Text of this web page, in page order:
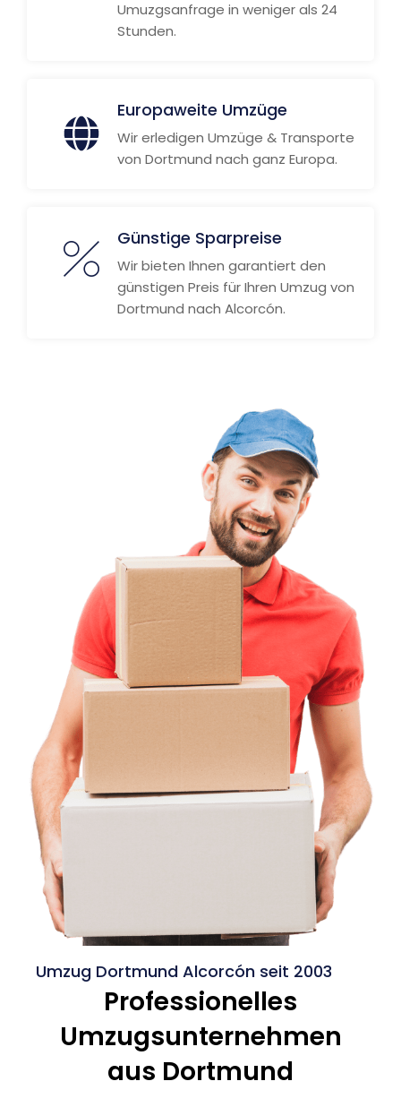
Umuzgsanfrage in weniger als 24
Stunden.
Europaweite Umzüge
Wir erledigen Umzüge & Transporte
von Dortmund nach ganz Europa.
Günstige Sparpreise
Wir bieten Ihnen garantiert den
günstigen Preis für Ihren Umzug von
Dortmund nach Alcorcón.
Umzug Dortmund Alcorcón seit 2003
Professionelles
Umzugsunternehmen
aus Dortmund